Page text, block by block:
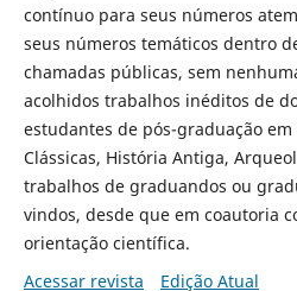
contínuo para seus números
seus números temáticos dentro
chamadas públicas, sem
acolhidos trabalhos inéditos de
estudantes de pós-graduação
Clássicas, História Antiga,
trabalhos de graduandos ou
vindos, desde que em coautoria
orientação científica.
Acessar revista
Edição Atual